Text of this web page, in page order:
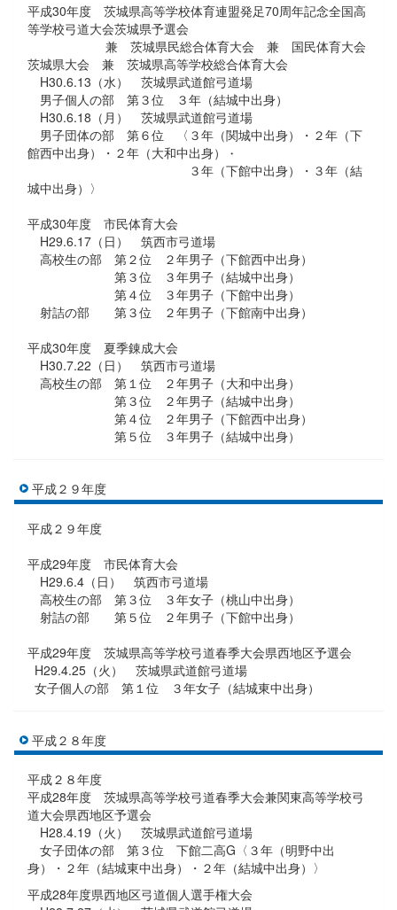
平成30年度 茨城県高等学校体育連盟発足70周年記念全国高
等学校弓道大会茨城県予選会
兼 茨城県民総合体育大会 兼 国民体育大会
茨城県大会 兼 茨城県高等学校総合体育大会
H30.6.13（水） 茨城県武道館弓道場
男子個人の部 第３位 ３年（結城中出身）
H30.6.18（月） 茨城県武道館弓道場
男子団体の部 第６位 〈３年（関城中出身）・２年（下
館西中出身）・２年（大和中出身）
・
３年（下館中出身）・３年（結
城中出身）〉
平成30年度 市民体育大会
H29.6.17（日） 筑西市弓道場
高校生の部 第２位 ２年男子（下館西中出身）
第３位 ３年男子（結城中出身）
第４位 ３年男子（下館中出身）
射詰の部 第３位 ２年男子（下館南中出身）
平成30年度 夏季錬成大会
H30.7.22（日） 筑西市弓道場
高校生の部 第１位 ２年男子（大和中出身）
第３位 ２年男子（結城中出身）
第４位 ２年男子（下館西中出身）
第５位 ３年男子（結城中出身）
平成２９年度
平成２９年度
平成29年度 市民体育大会
H29.6.4（日） 筑西市弓道場
高校生の部 第３位 ３年女子（桃山中出身）
射詰の部 第５位 ２年男子（下館中出身）
平成29年度 茨城県高等学校弓道春季大会県西地区予選会
H29.4.25（火） 茨城県武道館弓道場
女子個人の部 第１位 ３年女子（結城東中出身）
平成２８年度
平成２８年度
平成28年度 茨城県高等学校弓道春季大会兼関東高等学校弓
道大会県西地区予選会
H28.4.19（火） 茨城県武道館弓道場
女子団体の部 第３位 下館二高G〈３年（明野中出
身）・２年（結城東中出身）・２年（結城中出身）〉
平成28年度県西地区弓道個人選手権大会